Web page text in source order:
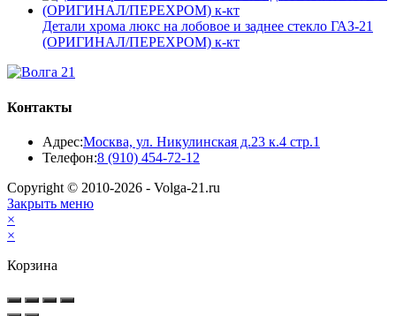
Детали хрома люкс на лобовое и заднее стекло ГАЗ-21
(ОРИГИНАЛ/ПЕРЕХРОМ) к-кт
Контакты
Адрес:Москва, ул. Никулинская д.23 к.4 стр.1
Телефон:8 (910) 454-72-12
вашем
Copyright © 2010-2026 - Volga-21.ru
Закрыть меню
×
×
Корзина